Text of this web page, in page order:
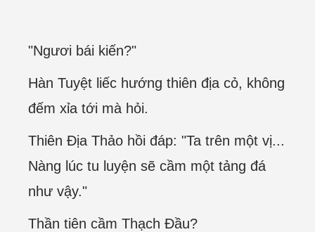
"Ngươi bái kiến?"
Hàn Tuyệt liếc hướng thiên địa cỏ, không
đếm xỉa tới mà hỏi.
Thiên Địa Thảo hồi đáp: "Ta trên một vị...
Nàng lúc tu luyện sẽ cầm một tảng đá
như vậy."
Thần tiên cầm Thạch Đầu?